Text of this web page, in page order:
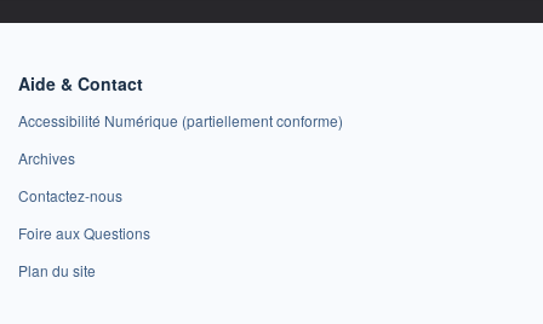
Aide & Contact
Accessibilité Numérique (partiellement conforme)
Archives
Contactez-nous
Foire aux Questions
Plan du site